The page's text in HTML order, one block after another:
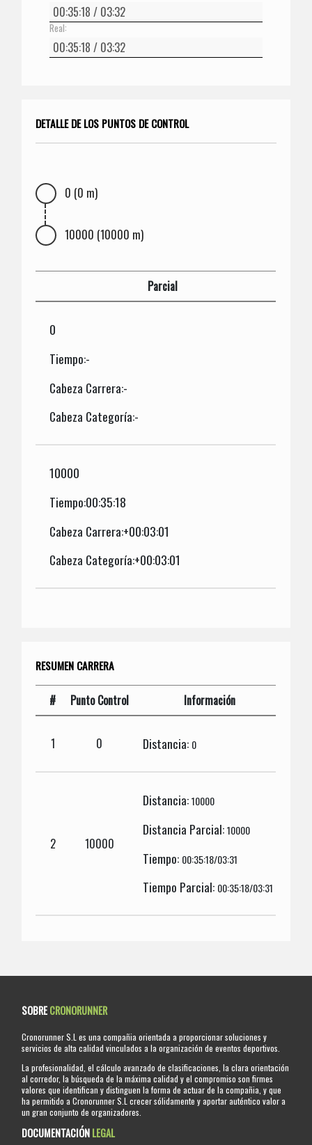
Real:
DETALLE DE LOS PUNTOS DE CONTROL
0 (0 m)
10000 (10000 m)
Parcial
0
Tiempo:-
Cabeza Carrera:-
Cabeza Categoría:-
10000
Tiempo:00:35:18
Cabeza Carrera:+00:03:01
Cabeza Categoría:+00:03:01
RESUMEN CARRERA
# Punto Control Información
1 0 Distancia: 0
2 10000
Distancia:10000
Distancia Parcial:10000
Tiempo: 00:35:18/03:31
Tiempo Parcial: 00:35:18/03:31
SOBRECRONORUNNER
Cronorunner S.L es una compañia orientada a proporcionar soluciones y
servicios de alta calidad vinculados a la organización de eventos deportivos.
La profesionalidad, el cálculo avanzado de clasificaciones, la clara orientación
al corredor, la búsqueda de la máxima calidad y el compromiso son firmes
valores que identifican y distinguen la forma de actuar de la compañia, y que
ha permitido a Cronorunner S.L crecer sólidamente y aportar auténtico valor a
un gran conjunto de organizadores.
DOCUMENTACIÓNLEGAL